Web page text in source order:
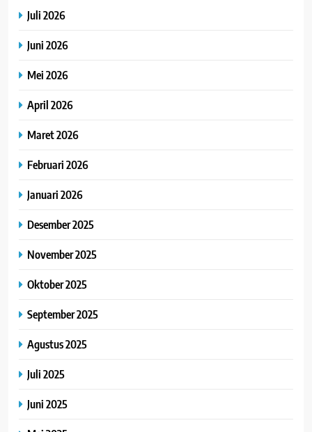
Juli 2026
Juni 2026
Mei 2026
April 2026
Maret 2026
Februari 2026
Januari 2026
Desember 2025
November 2025
Oktober 2025
September 2025
Agustus 2025
Juli 2025
Juni 2025